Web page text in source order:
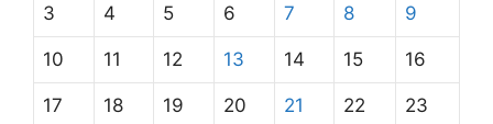
3 4 5 6 7 8 9
10 11 12 13 14 15 16
17 18 19 20 21 22 23